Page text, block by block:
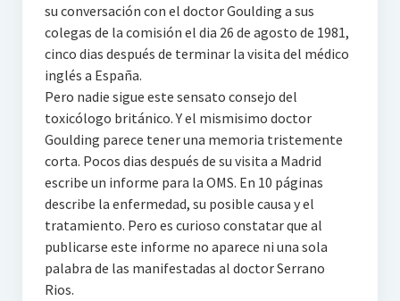
su conversación con el doctor Goulding a sus
colegas de la comisión el dia 26 de agosto de 1981,
cinco dias después de terminar la visita del médico
inglés a España.
Pero nadie sigue este sensato consejo del
toxicólogo británico. Y el mismisimo doctor
Goulding parece tener una memoria tristemente
corta. Pocos dias después de su visita a Madrid
escribe un informe para la OMS. En 10 páginas
describe la enfermedad, su posible causa y el
tratamiento. Pero es curioso constatar que al
publicarse este informe no aparece ni una sola
palabra de las manifestadas al doctor Serrano
Rios.